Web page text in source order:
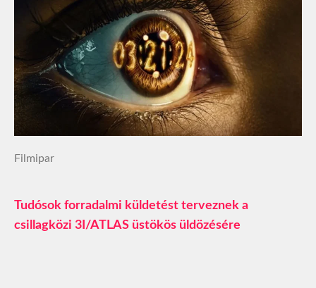
Filmipar
Tudósok forradalmi küldetést terveznek a
csillagközi 3I/ATLAS üstökös üldözésére